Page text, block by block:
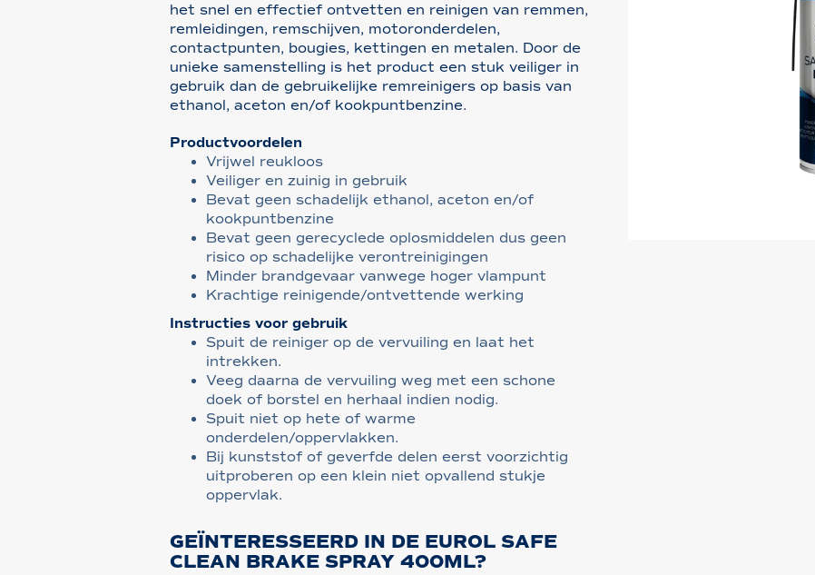
het snel en effectief ontvetten en reinigen van remmen,
remleidingen, remschijven, motoronderdelen,
contactpunten, bougies, kettingen en metalen. Door de
unieke samenstelling is het product een stuk veiliger in
gebruik dan de gebruikelijke remreinigers op basis van
ethanol, aceton en/of kookpuntbenzine.
Productvoordelen
Vrijwel reukloos
Veiliger en zuinig in gebruik
Bevat geen schadelijk ethanol, aceton en/of
kookpuntbenzine
Bevat geen gerecyclede oplosmiddelen dus geen
risico op schadelijke verontreinigingen
Minder brandgevaar vanwege hoger vlampunt
Krachtige reinigende/ontvettende werking
Instructies voor gebruik
Spuit de reiniger op de vervuiling en laat het
intrekken.
Veeg daarna de vervuiling weg met een schone
doek of borstel en herhaal indien nodig.
Spuit niet op hete of warme
onderdelen/oppervlakken.
Bij kunststof of geverfde delen eerst voorzichtig
uitproberen op een klein niet opvallend stukje
oppervlak.
GEÏNTERESSEERD IN DE EUROL SAFE
CLEAN BRAKE SPRAY 400ML?